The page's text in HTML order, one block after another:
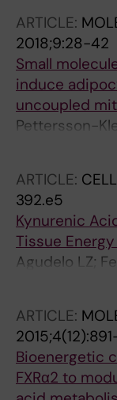
Valente-Silva
Robinson MM;
ARTICLE:
2018;9:28-42
Small
induce
uncoupled
Pettersson-
Cervenka I;
Southern M;
Agudelo LZ;
Lundgren B;
Griffin PR;
ARTICLE:
392.e5
Kynurenic
Tissue
Agudelo LZ;
Bryzgalova
Porsmyr-
Martinez-
Gerhart-Hines
P-O; Ruas JL
ARTICLE:
Bioenergetic
FXRα2 to